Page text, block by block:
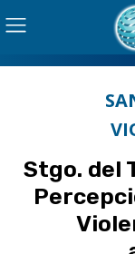
Stgo. del